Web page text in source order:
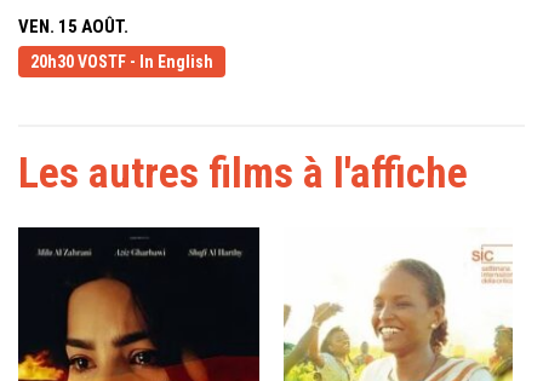
VEN. 15 AOÛT.
20h30 VOSTF - In English
Les autres films à l'affiche